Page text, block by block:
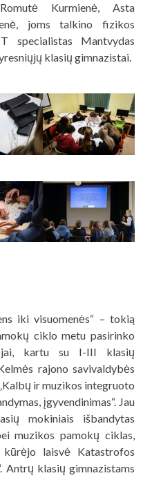
Kurmienė, Asta
joms talkino fizikos
specialistas Mantvydas
klasių gimnazistai.
iki visuomenės“ – tokią
ciklo metu pasirinko
kartu su I-III klasių
rajono savivaldybės
ir muzikos integruoto
įgyvendinimas“. Jau
mokiniais išbandytas
muzikos pamokų ciklas,
laisvė Katastrofos
Antrų klasių gimnazistams